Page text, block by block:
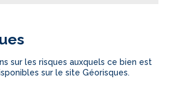
sur les risques auxquels ce bien est
sur le site Géorisques.